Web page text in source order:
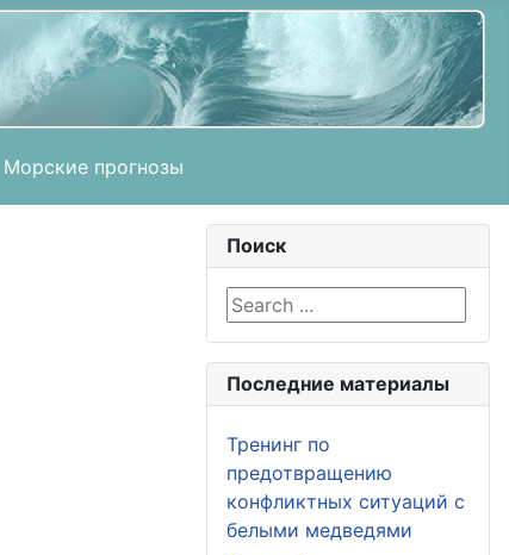
Морские прогнозы
Поиск
Search ...
Последние материалы
Тренинг по
предотвращению
конфликтных ситуаций с
белыми медведями